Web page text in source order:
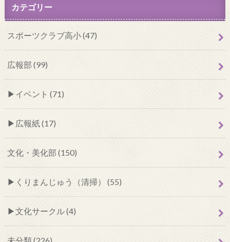
カテゴリー
スポーツクラブ高小 (47)
広報部 (99)
イベント (71)
広報紙 (17)
文化・美化部 (150)
くりまんじゅう（清掃） (55)
文化サークル (4)